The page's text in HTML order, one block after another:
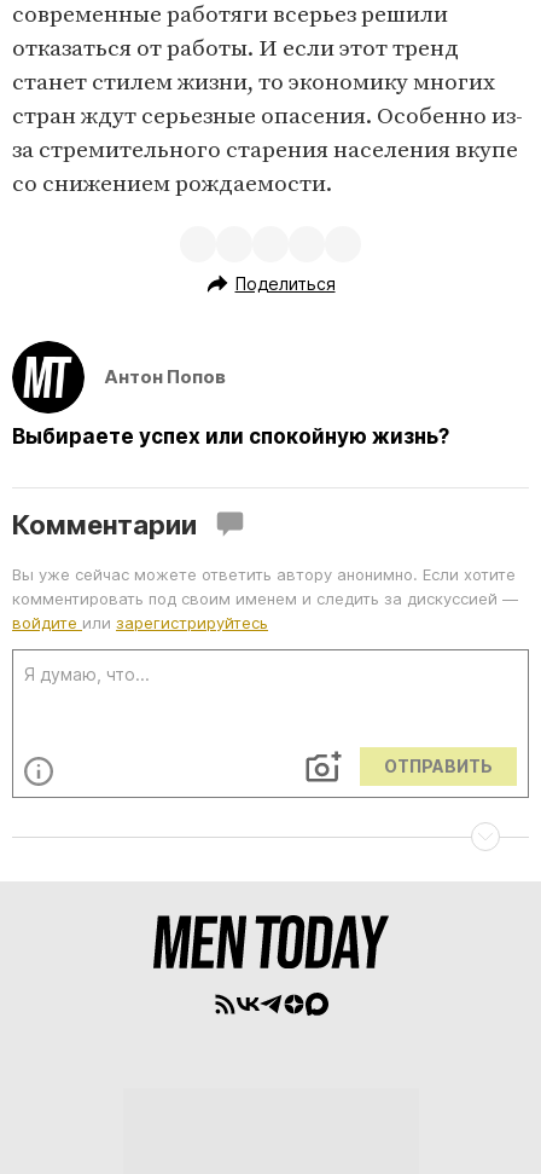
современные работяги всерьез решили
отказаться от работы. И если этот тренд
станет стилем жизни, то экономику многих
стран ждут серьезные опасения. Особенно из-
за стремительного старения населения вкупе
со снижением рождаемости.
Поделиться
Антон Попов
Выбираете успех или спокойную жизнь?
Комментарии
Вы уже сейчас можете ответить автору анонимно. Если хотите
комментировать под своим именем и следить за дискуссией —
войдите или зарегистрируйтесь
ОТПРАВИТЬ